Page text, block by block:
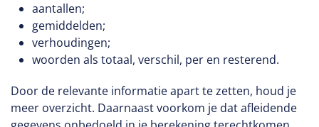
aantallen;
gemiddelden;
verhoudingen;
woorden als totaal, verschil, per en resterend.
Door de relevante informatie apart te zetten, houd je
meer overzicht. Daarnaast voorkom je dat afleidende